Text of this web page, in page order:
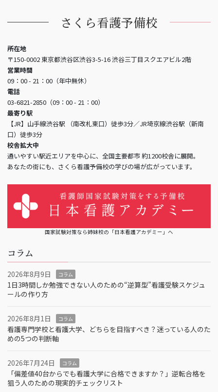
さくら看護予備校
所在地
〒150-0002 東京都渋谷区渋谷3-5-16 渋谷三丁目スクエアビル2階
営業時間
09：00 - 21：00（年中無休）
電話
03-6821-2850（09：00 - 21：00）
最寄り駅
【JR】山手線渋谷駅 （南改札東口）徒歩3分／JR埼京線渋谷駅（新南
口）徒歩3分
校舎拡大中
通いやすい駅近エリアを中心に、全国主要都市 約1200校舎に展開。
あなたの街にも、さくら看護予備校の学びの場が広がっています。
国家試験対策なら姉妹校の「日本看護アカデミー」へ
コラム
2026年8月9日 コラム
1日3時間しか勉強できない人のための“逆算型”看護受験スケジュ
ールの作り方
2026年8月1日 コラム
看護専門学校と看護大学、どちらを目指すべき？迷っている人のた
めの5つの判断軸
2026年7月24日 コラム
「偏差値40台からでも看護大学に合格できますか？」逆転合格を
狙う人のための現実的チェックリスト